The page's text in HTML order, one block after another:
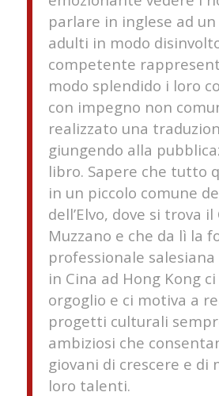
parlare in inglese ad
adulti in modo
competente
modo splendido i loro
con impegno non
realizzato una
giungendo alla
libro. Sapere che tutto
in un piccolo comune
dell’Elvo, dove si trova il
Muzzano e che da lì la
professionale
in Cina ad Hong Kong
orgoglio e ci motiva a
progetti culturali
ambiziosi che
giovani di crescere e di
loro talenti.